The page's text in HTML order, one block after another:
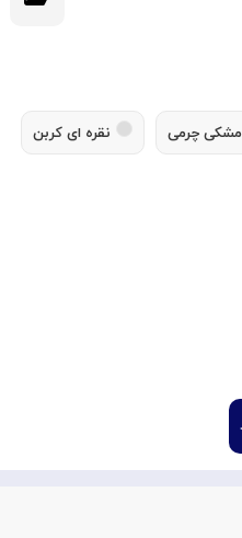
مشکی چرمی نقره ای کربن